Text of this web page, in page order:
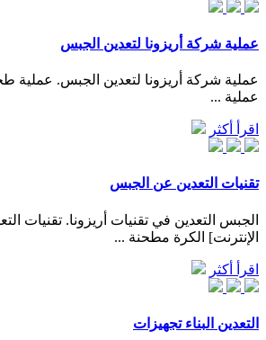
عملية شركة أريزونا لتعدين الجبس
عملية شركة أريزونا لتعدين الجبس.
عملية ...
اقرأ أكثر
تقنيات التعدين عن الجبس
الإنترنت] الكرة مطحنة ...
اقرأ أكثر
التعدين البناء تجهيزات